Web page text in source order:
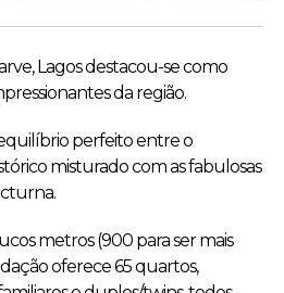
Lagos destacou-se como
da região.
perfeito entre o
misturado com as fabulosas
metros (900 para ser mais
oferece 65 quartos,